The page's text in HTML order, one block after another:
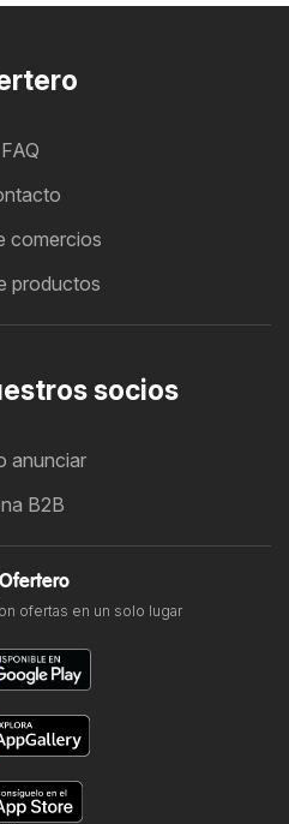
FAQ
comercios
productos
socios
anunciar
B2B
ofertas en un solo lugar